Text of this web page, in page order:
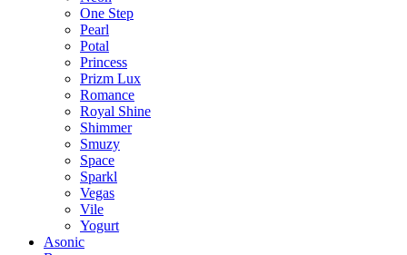
One Step
Pearl
Potal
Princess
Prizm Lux
Romance
Royal Shine
Shimmer
Smuzy
Space
Sparkl
Vegas
Vile
Yogurt
Asonic